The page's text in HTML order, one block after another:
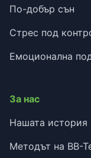
По-добър сън
Стрес под
Емоционална
За нас
Нашата история
Методът на BB-